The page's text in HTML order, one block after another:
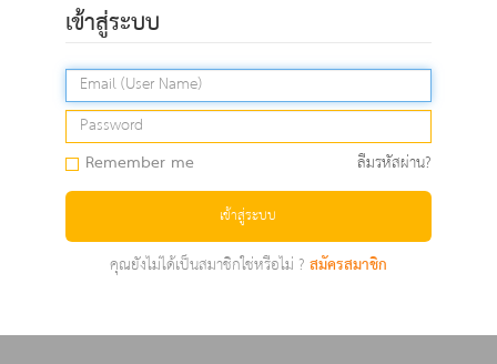
เข้าสู่ระบบ
Remember me ลืมรหัสผ่าน?
เข้าสู่ระบบ
คุณยังไม่ได้เป็นสมาชิกใช่หรือไม่ ?สมัครสมาชิก